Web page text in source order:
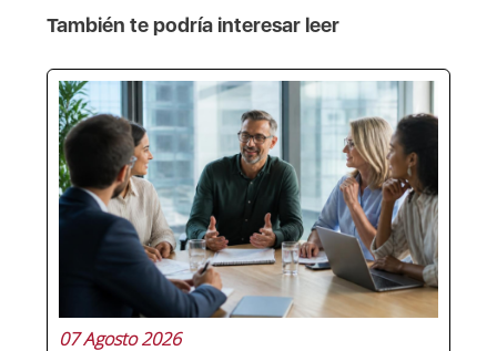
También te podría interesar leer
07 Agosto 2026